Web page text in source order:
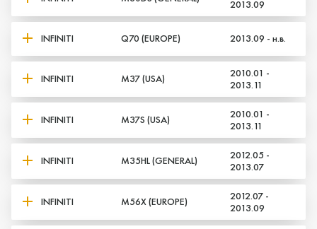
2013.09
INFINITI Q70 (EUROPE) 2013.09 - н.в.
INFINITI M37 (USA)
2010.01 -
2013.11
INFINITI M37S (USA)
2010.01 -
2013.11
INFINITI M35HL (GENERAL)
2012.05 -
2013.07
INFINITI M56X (EUROPE)
2012.07 -
2013.09